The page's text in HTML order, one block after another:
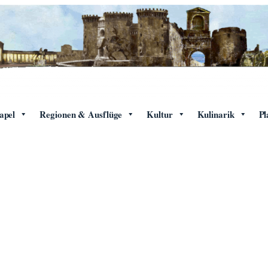
Regionen & Ausflüge Kultur Kulinarik